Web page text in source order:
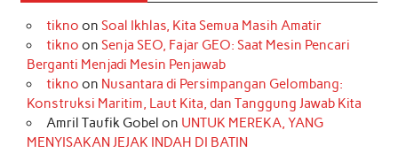
tikno on Soal Ikhlas, Kita Semua Masih Amatir
tikno on Senja SEO, Fajar GEO: Saat Mesin Pencari
Berganti Menjadi Mesin Penjawab
tikno on Nusantara di Persimpangan Gelombang:
Konstruksi Maritim, Laut Kita, dan Tanggung Jawab Kita
Amril Taufik Gobel on UNTUK MEREKA, YANG
MENYISAKAN JEJAK INDAH DI BATIN